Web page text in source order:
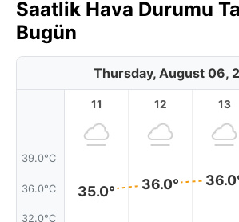
Saatlik Hava Durumu
Bugün
Thursday, August 06,
39.0°C
36.0°C
32.0°C
11
35.0°
12
36.0°
13